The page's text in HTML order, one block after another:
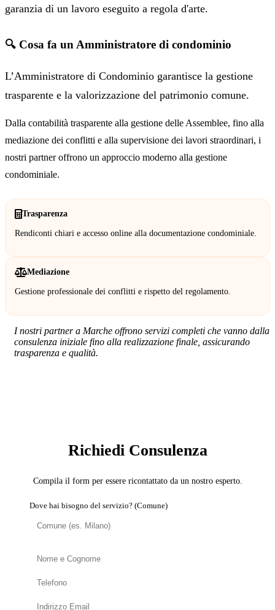
garanzia di un lavoro eseguito a regola d'arte.
🔍 Cosa fa un Amministratore di condominio
L’Amministratore di Condominio garantisce la gestione
trasparente e la valorizzazione del patrimonio comune.
Dalla contabilità trasparente alla gestione delle Assemblee, fino alla
mediazione dei conflitti e alla supervisione dei lavori straordinari, i
nostri partner offrono un approccio moderno alla gestione
condominiale.
Trasparenza
Rendiconti chiari e accesso online alla documentazione condominiale.
Mediazione
Gestione professionale dei conflitti e rispetto del regolamento.
I nostri partner a Marche offrono servizi completi che vanno dalla
consulenza iniziale fino alla realizzazione finale, assicurando
trasparenza e qualità.
Richiedi Consulenza
Compila il form per essere ricontattato da un nostro esperto.
Dove hai bisogno del servizio? (Comune)